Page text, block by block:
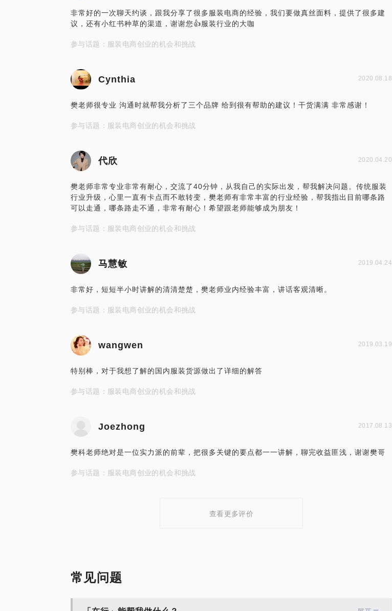
非常好的一次聊天约谈，跟我分享了很多服装电商的经验，我们要做真丝面料，提供了很多建
议，还有小红书种草的渠道，谢谢您👍服装行业的大咖
参与话题：服装电商创业的机会和挑战
Cynthia 2020.08.18
樊老师很专业 沟通时就帮我分析了三个品牌 给到很有帮助的建议！干货满满 非常感谢！
参与话题：服装电商创业的机会和挑战
代欣 2020.04.20
樊老师非常专业非常有耐心，交流了40分钟，从我自己的实际出发，帮我解决问题。传统服装
行业升级，心里一直有卡点而不敢转变，樊老师有非常丰富的行业经验，帮我指出目前哪条路
可以走通，哪条路走不通，非常有耐心！希望跟老师能够成为朋友！
参与话题：服装电商创业的机会和挑战
马慧敏 2019.04.24
非常好，短短半小时讲解的清清楚楚，樊老师业内经验丰富，讲话客观清晰。
参与话题：服装电商创业的机会和挑战
wangwen 2019.03.19
特别棒，对于我想了解的国内服装货源做出了详细的解答
参与话题：服装电商创业的机会和挑战
Joezhong 2017.08.13
樊科老师绝对是一位实力派的前辈，把很多关键的要点都一一讲解，聊完收益匪浅，谢谢樊哥
参与话题：服装电商创业的机会和挑战
查看更多评价
常见问题